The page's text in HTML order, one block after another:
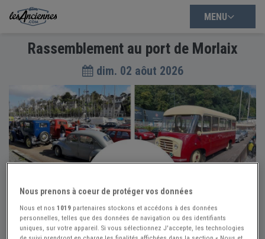
MENU
Rassemblement au port de Morlaix
dim. 02 aôut 2026
Nous prenons à coeur de protéger vos données
Nous et nos1019 partenaires stockons et accédons à des données
personnelles, telles que des données de navigation ou des identifiants
uniques, sur votre appareil. Si vous sélectionnez J'accepte, les technologies